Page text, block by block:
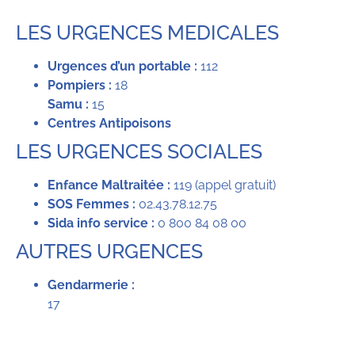
LES URGENCES MEDICALES
Urgences d’un portable : 112
Pompiers : 18
Samu : 15
Centres Antipoisons
LES URGENCES SOCIALES
Enfance Maltraitée : 119 (appel gratuit)
SOS Femmes : 02.43.78.12.75
Sida info service : 0 800 84 08 00
AUTRES URGENCES
Gendarmerie :
17